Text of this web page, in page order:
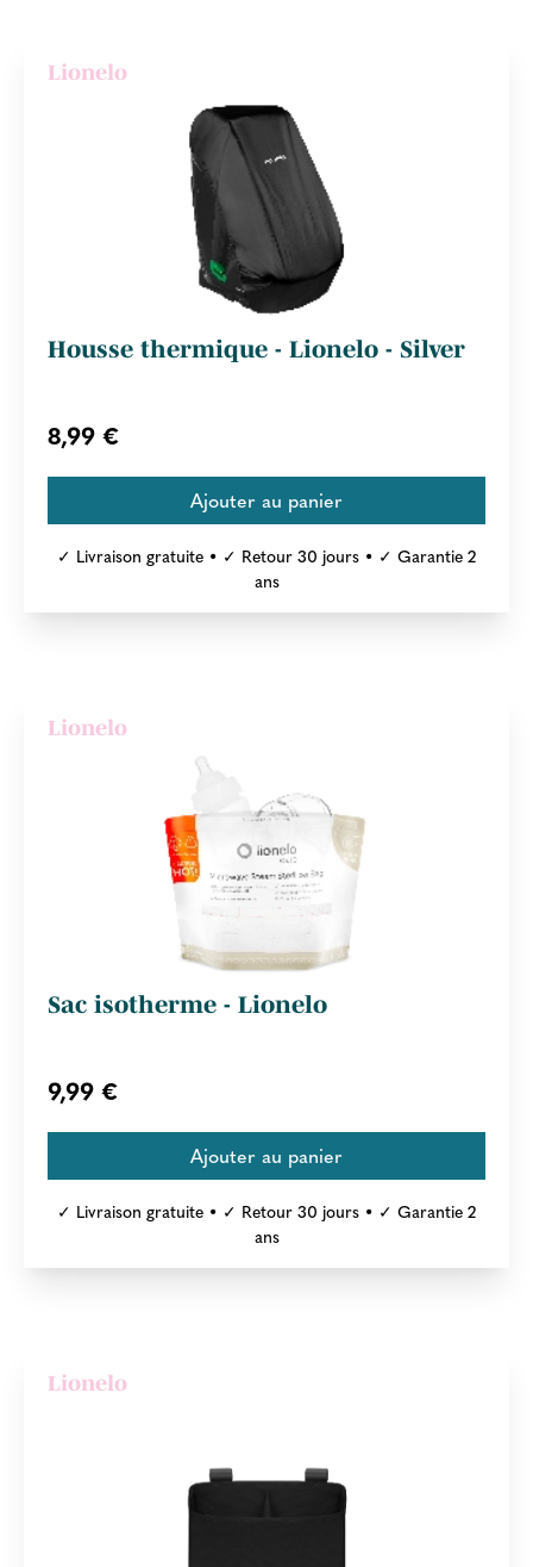
Lionelo
Housse thermique - Lionelo - Silver
8,99 €
✓ Livraison gratuite • ✓ Retour 30 jours • ✓ Garantie 2
ans
Lionelo
Sac isotherme - Lionelo
9,99 €
✓ Livraison gratuite • ✓ Retour 30 jours • ✓ Garantie 2
ans
Lionelo